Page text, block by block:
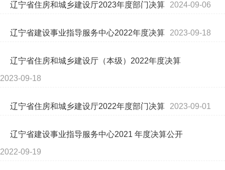
辽宁省住房和城乡建设厅2023年度部门决算 2024-09-06
辽宁省建设事业指导服务中心2022年度决算 2023-09-18
辽宁省住房和城乡建设厅（本级）2022年度决算
2023-09-18
辽宁省住房和城乡建设厅2022年度部门决算 2023-09-01
辽宁省建设事业指导服务中心2021 年度决算公开
2022-09-19